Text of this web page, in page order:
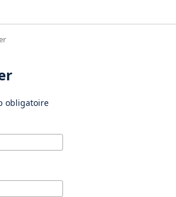
obligatoire